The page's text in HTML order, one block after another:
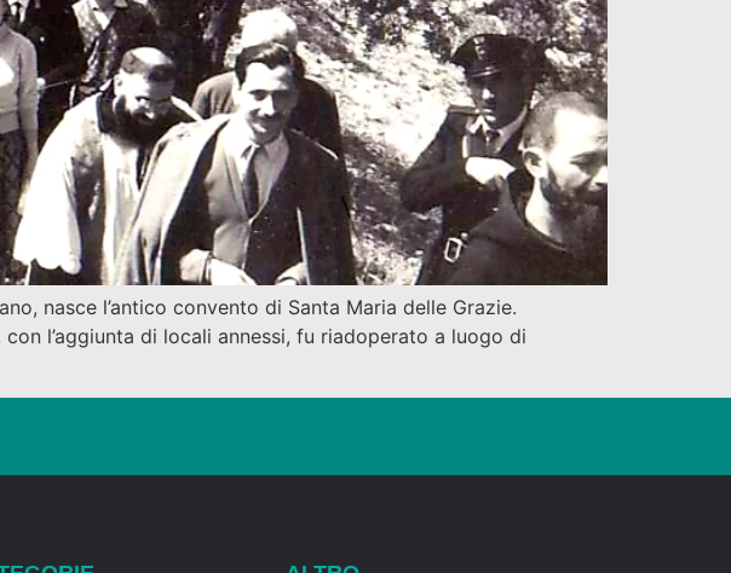
nasce l’antico convento di Santa Maria delle Grazie.
l’aggiunta di locali annessi, fu riadoperato a luogo di